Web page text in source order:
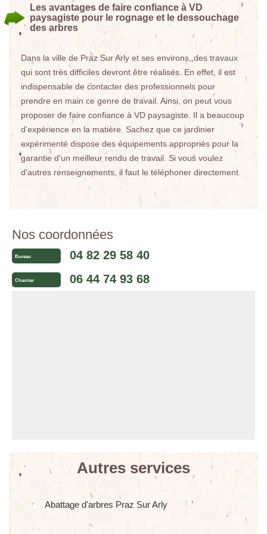
Les avantages de faire confiance à VD
paysagiste pour le rognage et le dessouchage
des arbres
Dans la ville de Praz Sur Arly et ses environs, des travaux
qui sont très difficiles devront être réalisés. En effet, il est
indispensable de contacter des professionnels pour
prendre en main ce genre de travail. Ainsi, on peut vous
proposer de faire confiance à VD paysagiste. Il a beaucoup
d'expérience en la matière. Sachez que ce jardinier
expérimenté dispose des équipements appropriés pour la
garantie d'un meilleur rendu de travail. Si vous voulez
d'autres renseignements, il faut le téléphoner directement.
Nos coordonnées
Bureau 04 82 29 58 40
Chantier 06 44 74 93 68
Autres services
Abattage d'arbres Praz Sur Arly